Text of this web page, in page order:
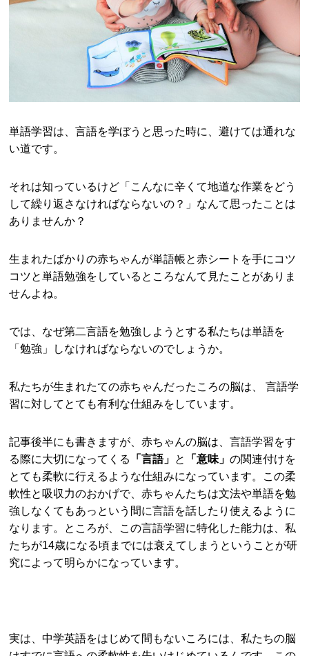
単語学習は、言語を学ぼうと思った時に、避けては通れな
い道です。
それは知っているけど「こんなに辛くて地道な作業をどう
して繰り返さなければならないの？」なんて思ったことは
ありませんか？
生まれたばかりの赤ちゃんが単語帳と赤シートを手にコツ
コツと単語勉強をしているところなんて見たことがありま
せんよね。
では、なぜ第二言語を勉強しようとする私たちは単語を
「勉強」しなければならないのでしょうか。
私たちが生まれたての赤ちゃんだったころの脳は、 言語学
習に対してとても有利な仕組みをしています。
記事後半にも書きますが、赤ちゃんの脳は、言語学習をす
る際に大切になってくる
「言語」 と 「意味」の関連付けを
とても柔軟に行えるような仕組みになっています。この柔
軟性と吸収力のおかげで、赤ちゃんたちは文法や単語を勉
強しなくてもあっという間に言語を話したり使えるように
なります。ところが、この言語学習に特化した能力は、私
たちが14歳になる頃までには衰えてしまうということが研
究によって明らかになっています。
実は、中学英語をはじめて間もないころには、私たちの脳